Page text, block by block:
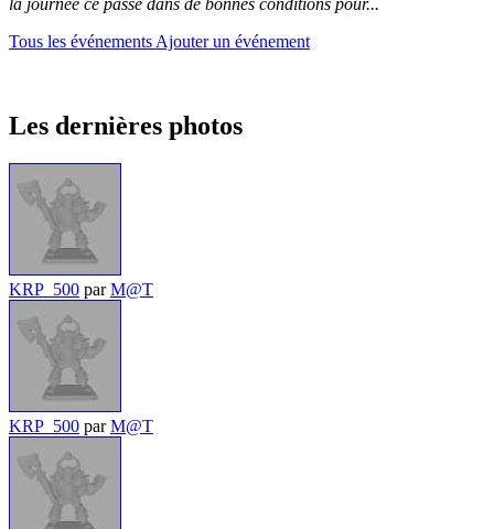
Tous les événements Ajouter un événement
Les dernières photos
KRP_500 parM@T
KRP_500 parM@T